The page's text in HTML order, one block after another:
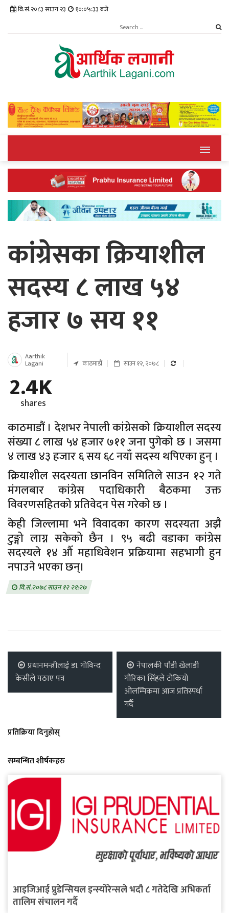
वि.सं.२०८३ साउन २३ १०:०५:३४ बजे
कांग्रेसका क्रियाशील
सदस्य ८ लाख ५४
हजार ७ सय ११
Aarthik
Lagani काठमाडौं साउन १२, २०७८
2.4K
shares
काठमाडौं । देशभर नेपाली कांग्रेसको क्रियाशील सदस्य
संख्या ८ लाख ५४ हजार ७११ जना पुगेको छ । जसमा
४ लाख ४३ हजार ६ सय ६८ नयाँ सदस्य थपिएका हुन् ।
क्रियाशील सदस्यता छानविन समितिले साउन १२ गते
मंगलबार कांग्रेस पदाधिकारी बैठकमा उक्त
विवरणसहितको प्रतिवेदन पेस गरेको छ ।
केही जिल्लामा भने विवादका कारण सदस्यता अझै
टुङ्गो लाग्न सकेको छैन । ९५ बढी वडाका कांग्रेस
सदस्यले १४ औँ महाधिवेशन प्रक्रियामा सहभागी हुन
नपाउने भएका छन्।
वि.सं.२०७८ साउन १२ २१:२७
प्रधानमन्त्रीलाई डा. गोविन्द
केसीले पठाए पत्र
नेपालकी पौडी खेलाडी
गौरिका सिंहले टोकियो
ओलम्पिकमा आज प्रतिस्पर्धा
गर्दै
प्रतिक्रिया दिनुहोस्
सम्बन्धित शीर्षकहरु
आइजिआई प्रुडेन्सियल इन्स्योरेन्सले भदौ ८ गतेदेखि अभिकर्ता
तालिम संचालन गर्दै